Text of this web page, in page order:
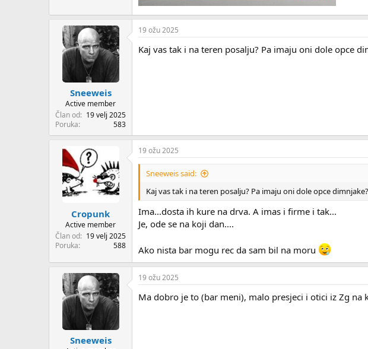
Sneeweis
Active member
Član od
19 velj 2025
Poruka
583
19 ožu 2025
Kaj vas tak i na teren posalju? Pa imaju oni dole opce
Cropunk
Active member
Član od
19 velj 2025
Poruka
588
19 ožu 2025
Sneeweis said:
Kaj vas tak i na teren posalju? Pa imaju oni dole opce
Ima...dosta ih kure na drva. A imas i firme i tak...
Je, ode se na koji dan....
Ako nista bar mogu rec da sam bil na moru
Sneeweis
19 ožu 2025
Ma dobro je to (bar meni), malo presjeci i otici iz Zg na